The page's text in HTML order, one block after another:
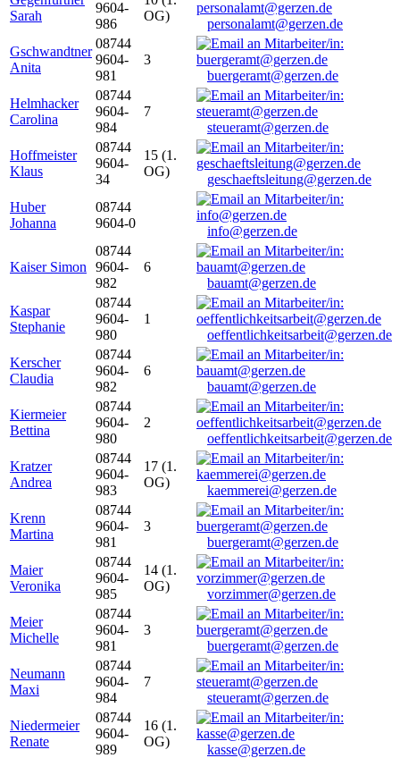
Sarah
9604-
986
OG)
personalamt@gerzen.de
Gschwandtner
Anita
08744
9604-
981
3
buergeramt@gerzen.de
Helmhacker
Carolina
08744
9604-
984
7
steueramt@gerzen.de
Hoffmeister
Klaus
08744
9604-
34
15 (1.
OG)
geschaeftsleitung@gerzen.de
Huber
Johanna
08744
9604-0
info@gerzen.de
Kaiser Simon
08744
9604-
982
6
bauamt@gerzen.de
Kaspar
Stephanie
08744
9604-
980
1
oeffentlichkeitsarbeit@gerzen.de
Kerscher
Claudia
08744
9604-
982
6
bauamt@gerzen.de
Kiermeier
Bettina
08744
9604-
980
2
oeffentlichkeitsarbeit@gerzen.de
Kratzer
Andrea
08744
9604-
983
17 (1.
OG)
kaemmerei@gerzen.de
Krenn
Martina
08744
9604-
981
3
buergeramt@gerzen.de
Maier
Veronika
08744
9604-
985
14 (1.
OG)
vorzimmer@gerzen.de
Meier
Michelle
08744
9604-
981
3
buergeramt@gerzen.de
Neumann
Maxi
08744
9604-
984
7
steueramt@gerzen.de
Niedermeier
Renate
08744
9604-
989
16 (1.
OG)
kasse@gerzen.de